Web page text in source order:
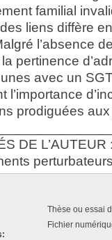
familial
des liens diffère
l’absence
pertinence
avec un
l’importance
prodiguées
DE
Thèse ou essai
Fichier